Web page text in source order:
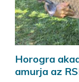
Horogra
amurja az